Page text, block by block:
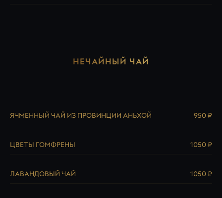
НЕЧАЙНЫЙ ЧАЙ
ЯЧМЕННЫЙ ЧАЙ ИЗ ПРОВИНЦИИ АНЬХОЙ 950 ₽
ЦВЕТЫ ГОМФРЕНЫ 1050 ₽
ЛАВАНДОВЫЙ ЧАЙ 1050 ₽